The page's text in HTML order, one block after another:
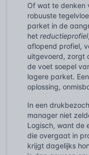
Of wat te denken
robuuste
parket in de
het reductieprofiel
aflopend profiel,
uitgevoerd, zorgt
de voet soepel
lagere parket.
oplossing,
In een
manager niet
Logisch, want de
die overgaat in
krijgt dagelijks